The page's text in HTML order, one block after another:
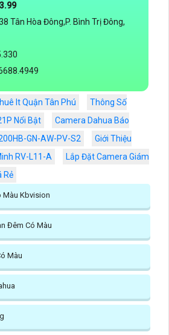
Tân Hòa Đông,P. Bình Trị Đông,
It Quận Tân Phú
Thông Số
Nổi Bật
Camera Dahua Báo
GN-AW-PV-S2
Giới Thiệu
RV-L11-A
Lắp Đặt Camera Giám
Rẻ
Màu Kbvision
Đêm Có Màu
Màu